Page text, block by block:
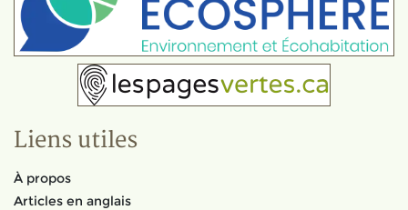
Liens utiles
À propos
Articles en anglais